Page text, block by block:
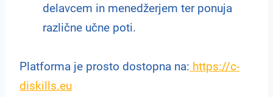
delavcem in menedžerjem ter ponuja
različne učne poti.
Platforma je prosto dostopna na: https://c-
diskills.eu